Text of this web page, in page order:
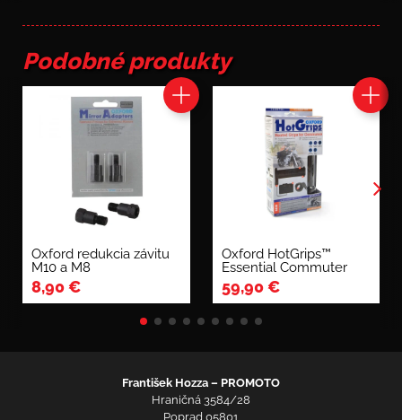
Podobné produkty
Oxford redukcia závitu
M10 a M8
8,90€
Oxford HotGrips™
Essential Commuter
59,90€
František Hozza – PROMOTO
Hraničná 3584/28
Poprad 05801